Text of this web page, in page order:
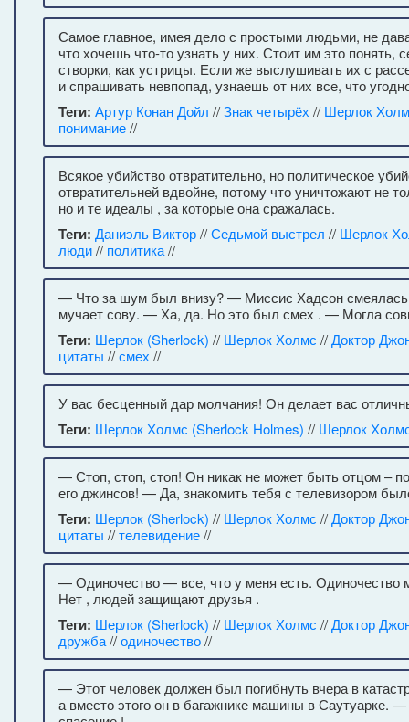
Самое главное, имея дело с простыми людьми, не
что хочешь что-то узнать у них. Стоит им это понять,
створки, как устрицы. Если же выслушивать их с
и спрашивать невпопад, узнаешь от них все, что
Теги: Артур Конан Дойл //Знак четырёх // Шерлок
понимание//
Всякое убийство отвратительно, но политическое
отвратительней вдвойне, потому что уничтожают не
но и те идеалы , за которые она сражалась.
Теги: Даниэль Виктор//Седьмой выстрел // Шерлок
люди// политика//
— Что за шум был внизу? — Миссис Хадсон
мучает сову. — Ха, да. Но это был смех . — Могла
Теги: Шерлок (Sherlock) // Шерлок Холмс //Доктор
цитаты //смех //
У вас бесценный дар молчания! Он делает вас
Теги: Шерлок Холмс (Sherlock Holmes) // Шерлок
— Стоп, стоп, стоп! Он никак не может быть отцом –
его джинсов! — Да, знакомить тебя с телевизором
Теги: Шерлок (Sherlock) // Шерлок Холмс //Доктор
цитаты //телевидение//
— Одиночество — все, что у меня есть.
Нет , людей защищают друзья .
Теги: Шерлок (Sherlock) // Шерлок Холмс //Доктор
дружба//одиночество//
— Этот человек должен был погибнуть вчера в
а вместо этого он в багажнике машины в Саутуарке.